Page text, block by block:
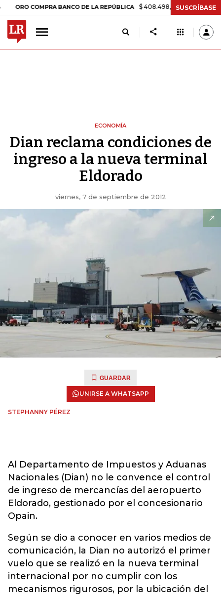
COMPRA BANCO DE LA REPÚBLICA $ 408.498,97 +$ 8.753,81 +2,19%
SUSCRÍBASE
ECONOMÍA
Dian reclama condiciones de
ingreso a la nueva terminal
Eldorado
viernes, 7 de septiembre de 2012
GUARDAR
UNIRSE A WHATSAPP
STEPHANNY PÉREZ
Al Departamento de Impuestos y Aduanas
Nacionales (Dian) no le convence el control
de ingreso de mercancías del aeropuerto
Eldorado, gestionado por el concesionario
Opain.
Según se dio a conocer en varios medios de
comunicación, la Dian no autorizó el primer
vuelo que se realizó en la nueva terminal
internacional por no cumplir con los
mecanismos rigurosos, por la ubicación del